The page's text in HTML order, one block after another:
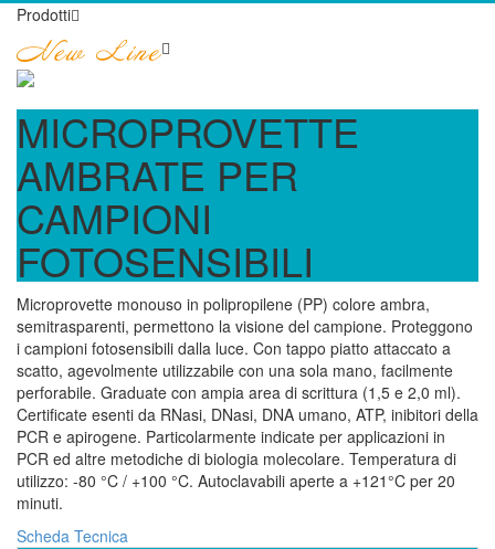
Prodotti
MICROPROVETTE
AMBRATE PER
CAMPIONI
FOTOSENSIBILI
Microprovette monouso in polipropilene (PP) colore ambra,
semitrasparenti, permettono la visione del campione. Proteggono
i campioni fotosensibili dalla luce. Con tappo piatto attaccato a
scatto, agevolmente utilizzabile con una sola mano, facilmente
perforabile. Graduate con ampia area di scrittura (1,5 e 2,0 ml).
Certificate esenti da RNasi, DNasi, DNA umano, ATP, inibitori della
PCR e apirogene. Particolarmente indicate per applicazioni in
PCR ed altre metodiche di biologia molecolare. Temperatura di
utilizzo: -80 °C / +100 °C. Autoclavabili aperte a +121°C per 20
minuti.
Scheda Tecnica